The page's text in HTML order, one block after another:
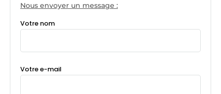
Nous envoyer un message :
Votre nom
Votre e-mail